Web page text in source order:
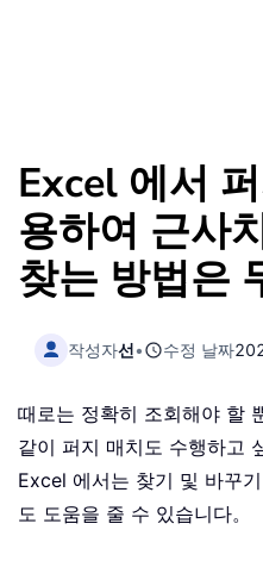
Excel 에서
용하여 근사
찾는 방법은
작성자선• 수정 날짜
때로는 정확히 조회해야 할
같이 퍼지 매치도 수행하고
Excel 에서는 찾기 및 바꾸
도 도움을 줄 수 있습니다。